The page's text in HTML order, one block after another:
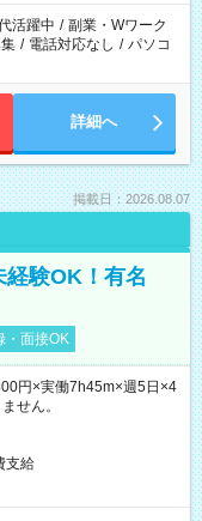
活躍中 / 副業・Wワーク
/ 電話対応なし / パソコ
詳細へ
掲載日：2026.08.07
経験OK！有名
・面接OK
円×実働7h45m×週5日×4
せん。
支給